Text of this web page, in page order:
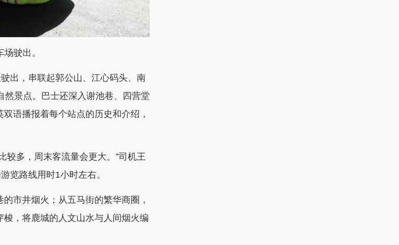
驶出。
出，串联起郭公山、江心码头、南
景点。巴士还深入谢池巷、四营堂
语播报着每个站点的历史和介绍，
多，周末客流量会更大。”司机王
览路线用时1小时左右。
市井烟火；从五马街的繁华商圈，
，将鹿城的人文山水与人间烟火编